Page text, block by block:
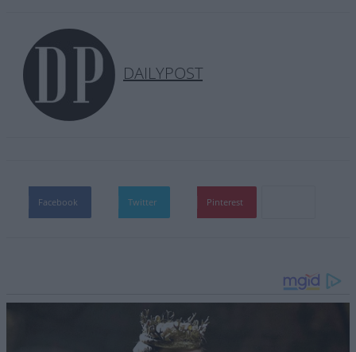
DAILYPOST
Facebook Twitter Pinterest